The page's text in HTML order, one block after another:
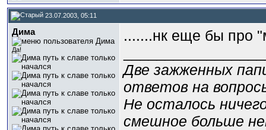
23.07.2003, 05:11
Дима
Да!
.......нк еще бы про
Две зажженных
ответов на
Не осталось
смешное больше